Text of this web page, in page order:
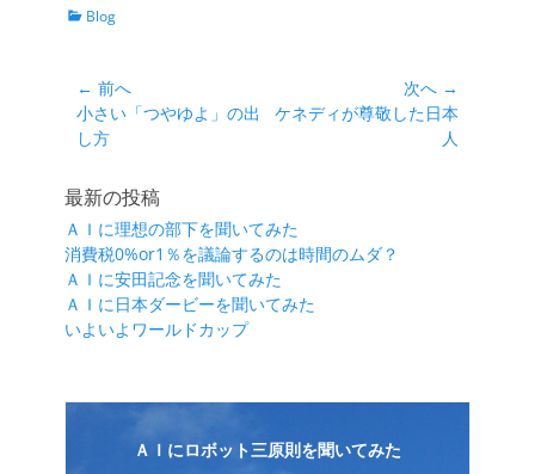
カ Blog
投
稿
ナ
ビ
ゲ
ー
シ
ョ
ン
← 前へ
前
の
稿:
小さい「つやゆよ」の出
し方
次へ →
次
ケネディが尊敬した日本
人
最新の投稿
ＡＩに理想の部下を聞いてみた
消費税0%or1％を議論するのは時間のムダ？
ＡＩに安田記念を聞いてみた
ＡＩに日本ダービーを聞いてみた
いよいよワールドカップ
ＡＩにロボット三原則を聞いてみた